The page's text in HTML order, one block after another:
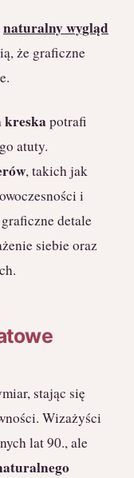
naturalny wygląd
że graficzne
kreska potrafi
atuty.
, takich jak
i
detale
siebie oraz
stając się
Wizażyści
lat 90., ale